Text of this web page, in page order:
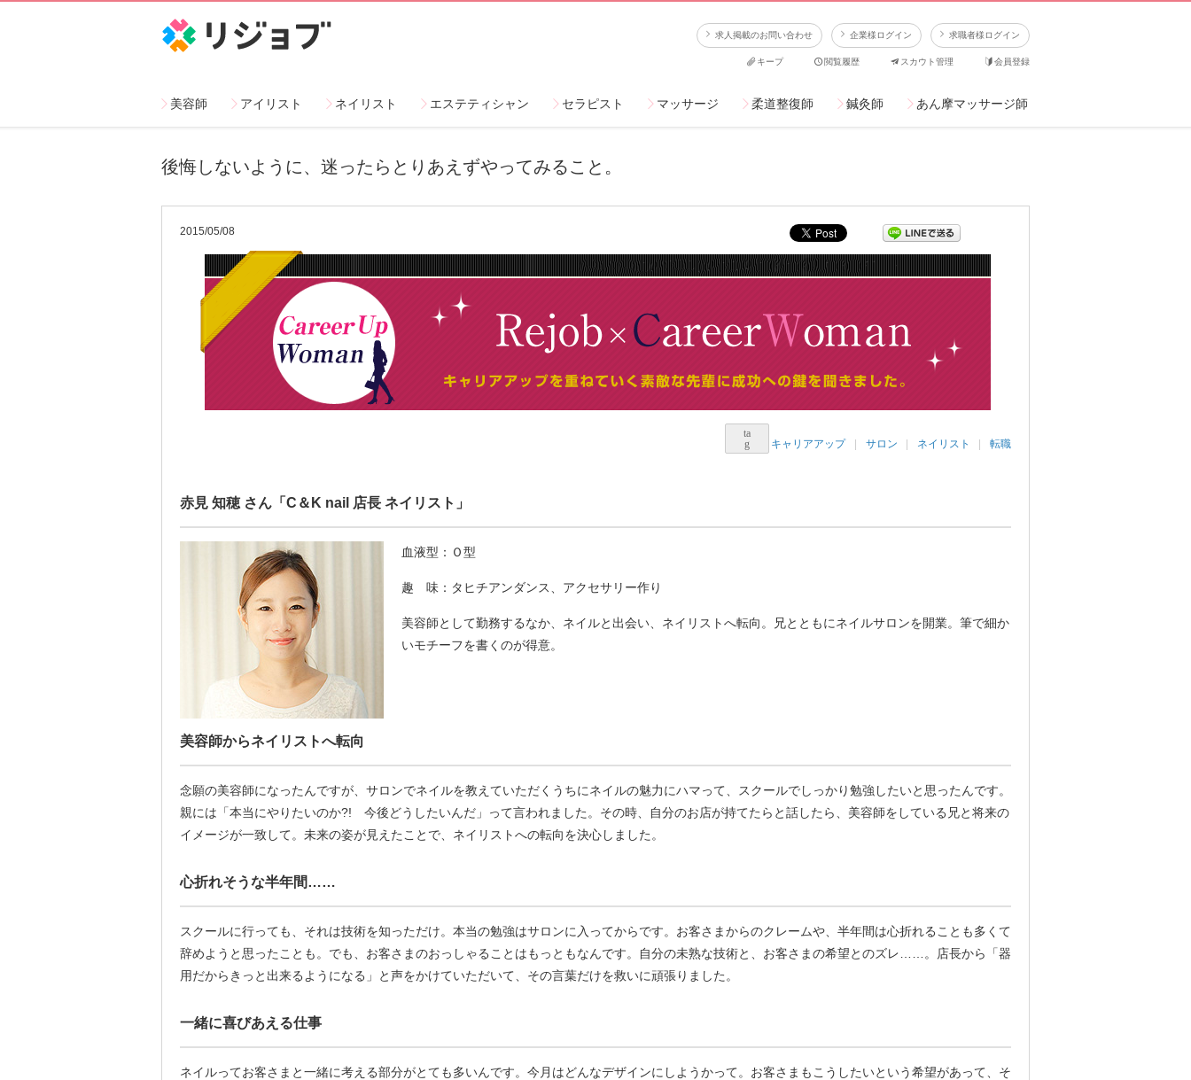
求人掲載のお問い合わせ 企業様ログイン 求職者様ログイン
キープ 閲覧履歴 スカウト管理 会員登録
美容師 アイリスト ネイリスト エステティシャン セラピスト マッサージ 柔道整復師 鍼灸師 あん摩マッサージ師
後悔しないように、迷ったらとりあえずやってみること。
2015/05/08
キャリアアップ サロン ネイリスト 転職
赤見 知穂 さん「C＆K nail 店長 ネイリスト」
血液型：Ｏ型
趣 味：タヒチアンダンス、アクセサリー作り
美容師として勤務するなか、ネイルと出会い、ネイリストへ転向。兄とともにネイルサロンを開業。筆で細か
いモチーフを書くのが得意。
美容師からネイリストへ転向
念願の美容師になったんですが、サロンでネイルを教えていただくうちにネイルの魅力にハマって、スクールでしっかり勉強したいと思ったんです。
親には「本当にやりたいのか?! 今後どうしたいんだ」って言われました。その時、自分のお店が持てたらと話したら、美容師をしている兄と将来の
イメージが一致して。未来の姿が見えたことで、ネイリストへの転向を決心しました。
心折れそうな半年間……
スクールに行っても、それは技術を知っただけ。本当の勉強はサロンに入ってからです。お客さまからのクレームや、半年間は心折れることも多くて
辞めようと思ったことも。でも、お客さまのおっしゃることはもっともなんです。自分の未熟な技術と、お客さまの希望とのズレ……。店長から「器
用だからきっと出来るようになる」と声をかけていただいて、その言葉だけを救いに頑張りました。
一緒に喜びあえる仕事
ネイルってお客さまと一緒に考える部分がとても多いんです。今月はどんなデザインにしようかって。お客さまもこうしたいという希望があって、そ